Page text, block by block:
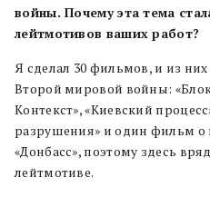
войны. Почему эта тема
лейтмотивов ваших работ?
Я сделал 30 фильмов, и из
Второй мировой войны:
Контекст», «Киевский
разрушения» и один фильм
«Донбасс», поэтому здесь
лейтмотиве.